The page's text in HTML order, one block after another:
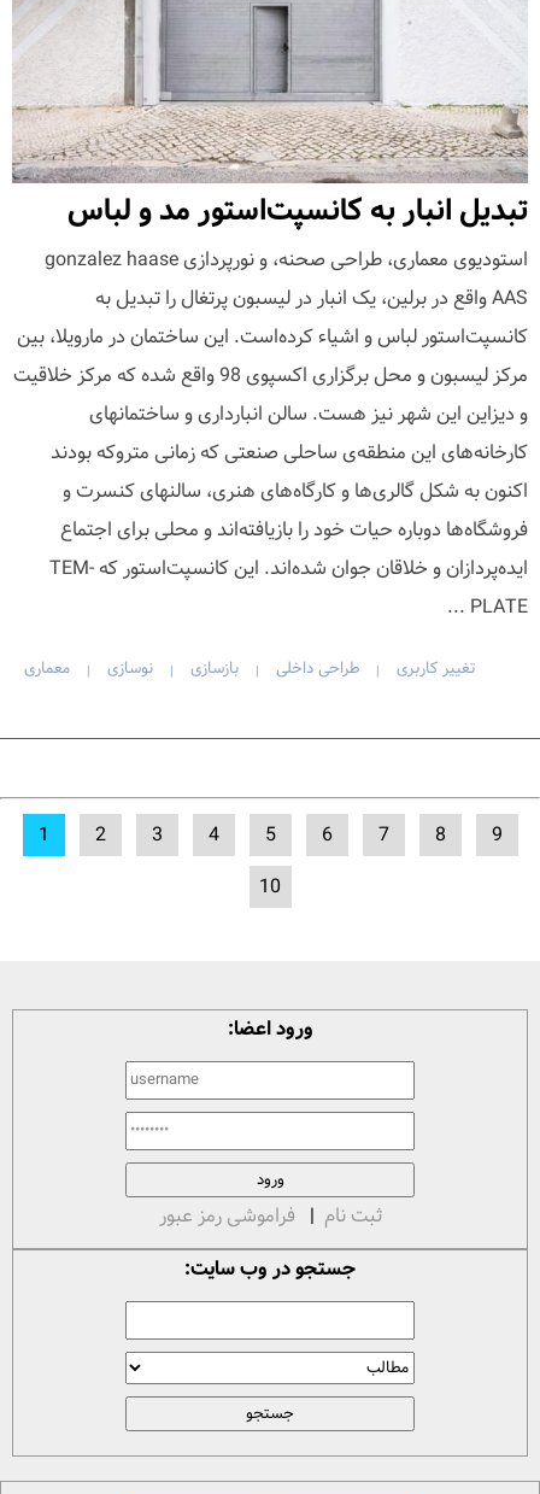
تبدیل انبار به کانسپت‌استور مد و لباس
استودیوی معماری، طراحی صحنه، و نورپردازی gonzalez haase
AAS واقع در برلین، یک انبار در لیسبون پرتغال را تبدیل به
کانسپت‌استور لباس و اشیاء کرده‌است. این ساختمان در مارویلا، بین
مرکز لیسبون و محل برگزاری اکسپوی 98 واقع شده که مرکز خلاقیت
و دیزاین این شهر نیز هست. سالن انبارداری و ساختمانهای
کارخانه‌های این منطقه‌ی ساحلی صنعتی که زمانی متروکه بودند
اکنون به شکل گالری‌ها و کارگاه‌های هنری، سالنهای کنسرت و
فروشگاه‌ها دوباره حیات خود را بازیافته‌اند و محلی برای اجتماع
ایده‌پردازان و خلاقان جوان شده‌اند. این کانسپت‌استور که TEM-
PLATE ...
تغییر کاربری | طراحی داخلی | بازسازی | نوسازی | معماری
1 2 3 4 5 6 7 8
9
10
ورود اعضا:
ثبت نام | فراموشی رمز عبور
جستجو در وب سایت: